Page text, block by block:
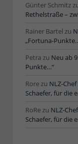
Günter Schmitz
Rethelstraße –
Rainer Bartel zu
„Fortuna-
Petra zu Neu ab
Punkte…“
Rorezu NLZ-
Schaefer, für die
RoRezu NLZ-
Schaefer, für die